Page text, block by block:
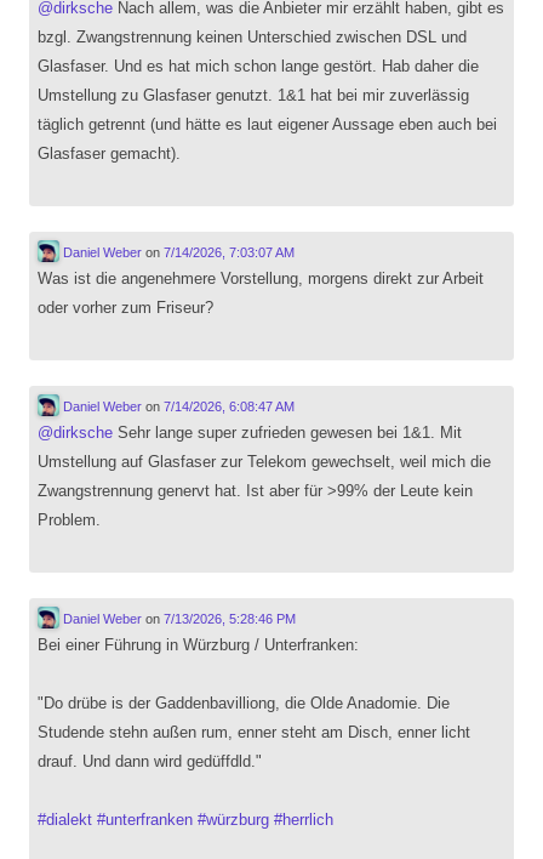
@dirksche Nach allem, was die Anbieter mir erzählt haben, gibt es
bzgl. Zwangstrennung keinen Unterschied zwischen DSL und
Glasfaser. Und es hat mich schon lange gestört. Hab daher die
Umstellung zu Glasfaser genutzt. 1&1 hat bei mir zuverlässig
täglich getrennt (und hätte es laut eigener Aussage eben auch bei
Glasfaser gemacht).
Daniel Weberon 7/14/2026, 7:03:07 AM
Was ist die angenehmere Vorstellung, morgens direkt zur Arbeit
oder vorher zum Friseur?
Daniel Weberon 7/14/2026, 6:08:47 AM
@dirksche Sehr lange super zufrieden gewesen bei 1&1. Mit
Umstellung auf Glasfaser zur Telekom gewechselt, weil mich die
Zwangstrennung genervt hat. Ist aber für >99% der Leute kein
Problem.
Daniel Weberon 7/13/2026, 5:28:46 PM
Bei einer Führung in Würzburg / Unterfranken:
"Do drübe is der Gaddenbavilliong, die Olde Anadomie. Die
Studende stehn außen rum, enner steht am Disch, enner licht
drauf. Und dann wird gedüffdld."
#dialekt #unterfranken #würzburg #herrlich